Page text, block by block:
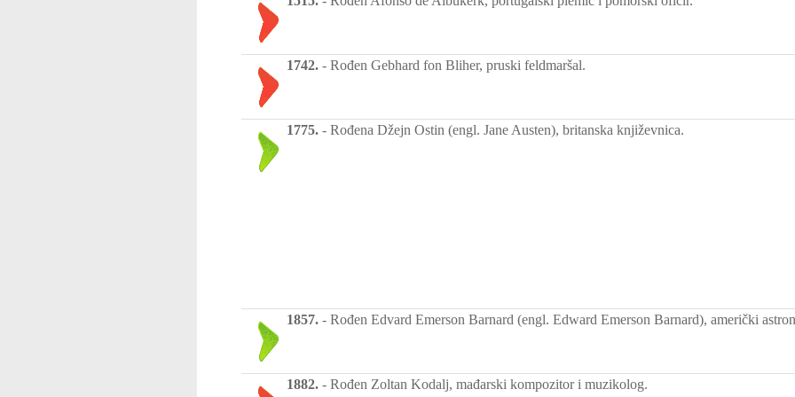
1742. - Rođen Gebhard fon Bliher, pruski feldmaršal.
1775. - Rođena Džejn Ostin (engl. Jane Austen), britanska književnica.
1857. - Rođen Edvard Emerson Barnard (engl. Edward Emerson Barnard), američki
1882. - Rođen Zoltan Kodalj, mađarski kompozitor i muzikolog.